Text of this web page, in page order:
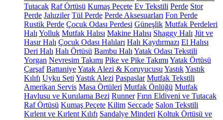
Tutacak Raf Örtüsü Kumaş Peçete Ev Tekstili Perde Stor
Perde Jaluziler Tül Perde Perde Aksesuarları Fon Perde
Rustik Perde Çocuk Odası Perdesi Güneşlik Mutfak Perdeleri
Halı Yolluk Mutfak Halısı Makine Halısı Shaggy Halı Jüt ve
Hasır Halı Çocuk Odası Halıları Halı Kaydırmazı El Halısı
Deri Halı Halı Örtüsü Bambu Halı Yatak Odası Tekstili
Yorgan Nevresim Takımı Pike ve Pike Takımı Yatak Örtüsü
Çarşaf BattaniyeYatak Alezi & Koruyucusu YastıkYastık
Kılıfı Uyku Seti Yastık Alezi Paspaslar Mutfak Tekstili
Amerikan Servis Masa Örtüleri Mutfak Önlüğü Mutfak
Havlusu ve Kurulama Bezi Runner Fırın Eldiveni ve Tutacak
Raf Örtüsü Kumaş Peçete Kilim Seccade Salon Tekstili
Kırlent ve Kırlent Kılıfı Sandalye Minderi Koltuk Örtüsü ve